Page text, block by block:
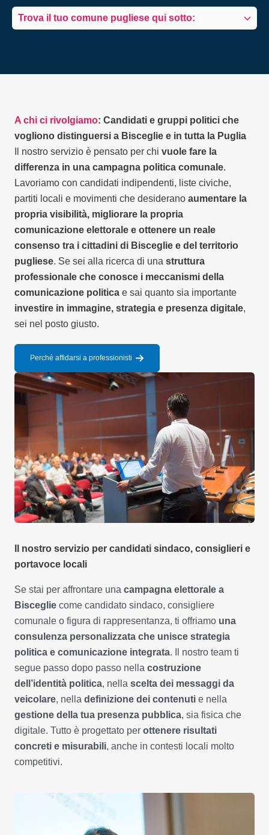
Trova il tuo comune pugliese qui sotto:
A chi ci rivolgiamo: Candidati e gruppi politici che
vogliono distinguersi a Bisceglie e in tutta la Puglia
Il nostro servizio è pensato per chi vuole fare la
differenza in una campagna politica comunale.
Lavoriamo con candidati indipendenti, liste civiche,
partiti locali e movimenti che desiderano aumentare la
propria visibilità, migliorare la propria
comunicazione elettorale e ottenere un reale
consenso tra i cittadini di Bisceglie e del territorio
pugliese. Se sei alla ricerca di una struttura
professionale che conosce i meccanismi della
comunicazione politica e sai quanto sia importante
investire in immagine, strategia e presenza digitale,
sei nel posto giusto.
Perché affidarsi a professionisti
Il nostro servizio per candidati sindaco, consiglieri e
portavoce locali
Se stai per affrontare una campagna elettorale a
Bisceglie come candidato sindaco, consigliere
comunale o figura di rappresentanza, ti offriamo una
consulenza personalizzata che unisce strategia
politica e comunicazione integrata. Il nostro team ti
segue passo dopo passo nella costruzione
dell’identità politica, nella scelta dei messaggi da
veicolare, nella definizione dei contenuti e nella
gestione della tua presenza pubblica, sia fisica che
digitale. Tutto è progettato per ottenere risultati
concreti e misurabili, anche in contesti locali molto
competitivi.